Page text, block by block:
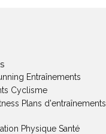
Entraînements
Cyclisme
Plans d'entraînements
Physique Santé